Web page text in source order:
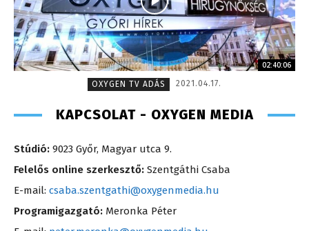
02:40:06
OXYGEN TV ADÁS
2021.04.17.
KAPCSOLAT - OXYGEN MEDIA
Stúdió: 9023 Győr, Magyar utca 9.
Felelős online szerkesztő: Szentgáthi Csaba
E-mail: csaba.szentgathi@oxygenmedia.hu
Programigazgató: Meronka Péter